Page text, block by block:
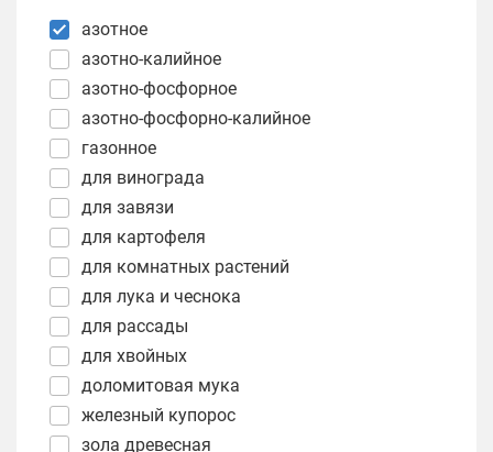
азотное
азотно-калийное
азотно-фосфорное
азотно-фосфорно-калийное
газонное
для винограда
для завязи
для картофеля
для комнатных растений
для лука и чеснока
для рассады
для хвойных
доломитовая мука
железный купорос
зола древесная